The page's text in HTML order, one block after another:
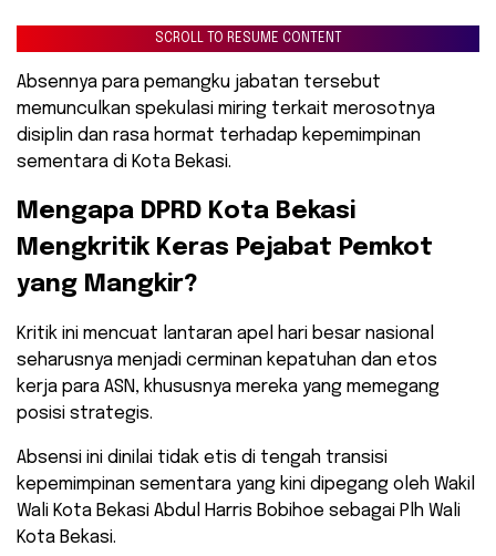
SCROLL TO RESUME CONTENT
Absennya para pemangku jabatan tersebut
memunculkan spekulasi miring terkait merosotnya
disiplin dan rasa hormat terhadap kepemimpinan
sementara di Kota Bekasi.
​Mengapa DPRD Kota Bekasi
Mengkritik Keras Pejabat Pemkot
yang Mangkir?
​Kritik ini mencuat lantaran apel hari besar nasional
seharusnya menjadi cerminan kepatuhan dan etos
kerja para ASN, khususnya mereka yang memegang
posisi strategis.
Absensi ini dinilai tidak etis di tengah transisi
kepemimpinan sementara yang kini dipegang oleh Wakil
Wali Kota Bekasi Abdul Harris Bobihoe sebagai Plh Wali
Kota Bekasi.